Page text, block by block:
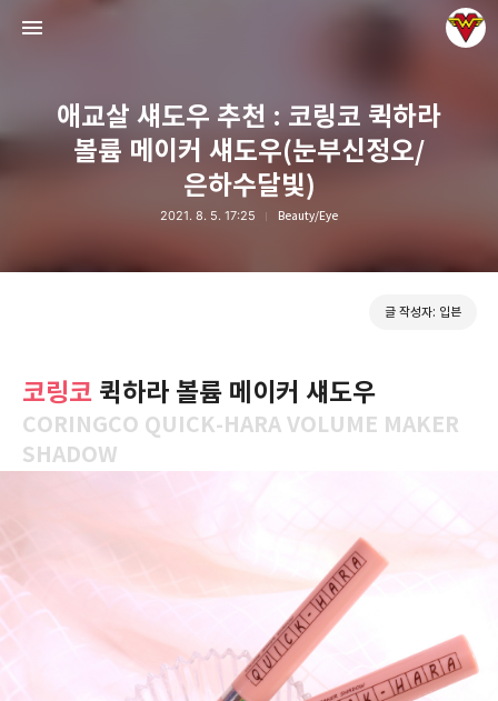
애교살 섀도우 추천 : 코링코 퀵하라
볼륨 메이커 섀도우(눈부신정오/
은하수달빛)
2021. 8. 5. 17:25 Beauty/Eye
글 작성자: 입븐
코링코 퀵하라 볼륨 메이커 섀도우
CORINGCO QUICK-HARA VOLUME MAKER
SHADOW
입븐